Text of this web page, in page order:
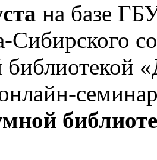
на базе
Сибирского
библиотекой